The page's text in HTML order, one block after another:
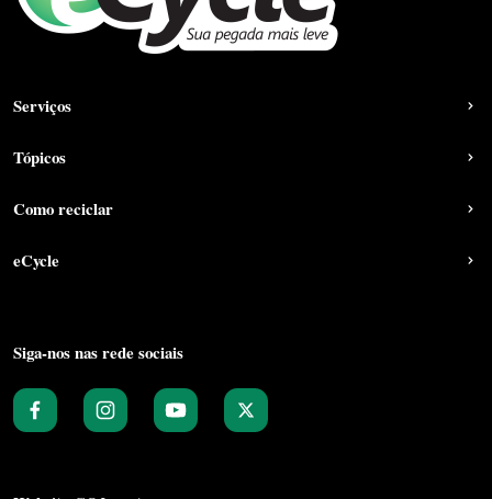
Serviços
Tópicos
Como reciclar
eCycle
Siga-nos nas rede sociais